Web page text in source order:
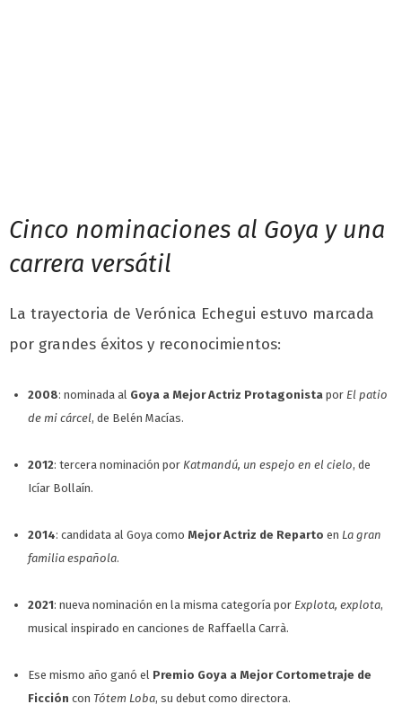
Cinco nominaciones al Goya y una
carrera versátil
La trayectoria de Verónica Echegui estuvo marcada
por grandes éxitos y reconocimientos:
2008: nominada al Goya a Mejor Actriz Protagonista por El patio
de mi cárcel, de Belén Macías.
2012: tercera nominación por Katmandú, un espejo en el cielo, de
Icíar Bollaín.
2014: candidata al Goya como Mejor Actriz de Reparto en La gran
familia española.
2021: nueva nominación en la misma categoría por Explota, explota,
musical inspirado en canciones de Raffaella Carrà.
Ese mismo año ganó el Premio Goya a Mejor Cortometraje de
Ficción con Tótem Loba, su debut como directora.